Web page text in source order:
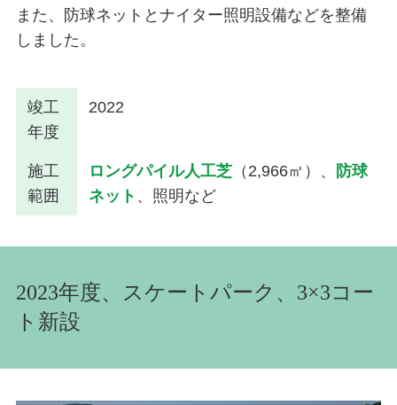
また、防球ネットとナイター照明設備などを整備
しました。
竣工
年度
2022
施工
範囲
ロングパイル人工芝 （2,966㎡）、
防球
ネット 、照明など
2023年度、スケートパーク、3×3コー
ト新設